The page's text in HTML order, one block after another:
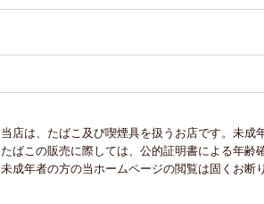
当店は、たばこ及び喫煙具を扱うお店です。未成
たばこの販売に際しては、公的証明書による年
未成年者の方の当ホームページの閲覧は固くお断